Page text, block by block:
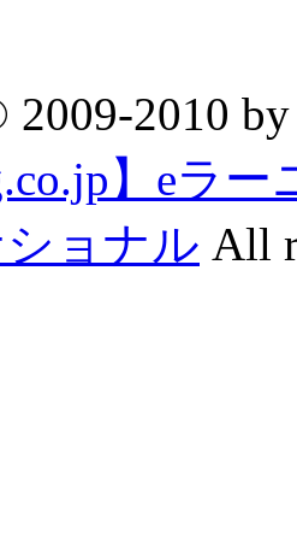
2009-2010
】eラ
ョナル All